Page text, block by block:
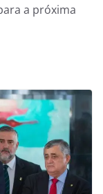
a próxima